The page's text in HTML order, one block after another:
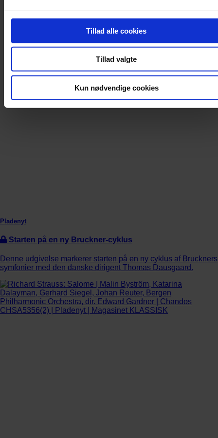
Tillad alle cookies
Tillad valgte
Kun nødvendige cookies
Pladenyt
Starten på en ny Bruckner-cyklus
Denne udgivelse markerer starten på en ny cyklus af Bruckners
symfonier med den danske dirigent Thomas Dausgaard.